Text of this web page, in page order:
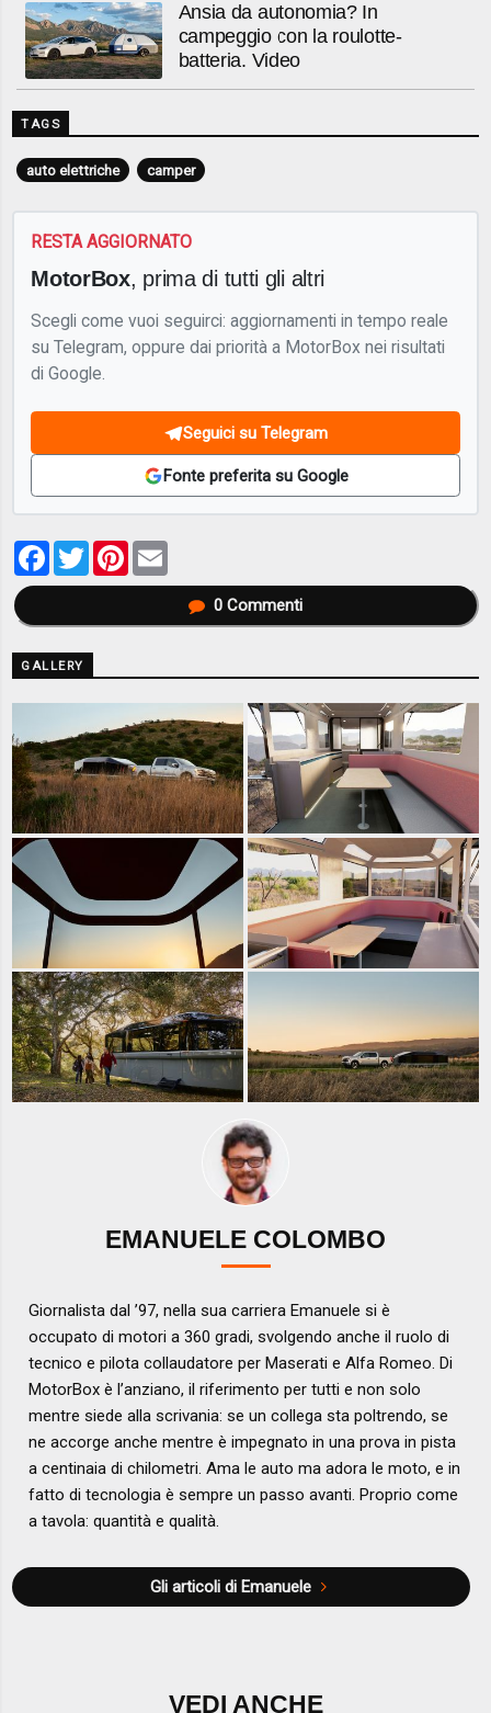
Ansia da autonomia? In
campeggio con la roulotte-
batteria. Video
TAGS
auto elettriche camper
RESTA AGGIORNATO
MotorBox, prima di tutti gli altri
Scegli come vuoi seguirci: aggiornamenti in tempo reale
su Telegram, oppure dai priorità a MotorBox nei risultati
di Google.
Seguici su Telegram
Fonte preferita su Google
Facebook
TwitterPinterest
0Commenti
GALLERY
EMANUELE COLOMBO
Giornalista dal ’97, nella sua carriera Emanuele si è
occupato di motori a 360 gradi, svolgendo anche il ruolo di
tecnico e pilota collaudatore per Maserati e Alfa Romeo. Di
MotorBox è l’anziano, il riferimento per tutti e non solo
mentre siede alla scrivania: se un collega sta poltrendo, se
ne accorge anche mentre è impegnato in una prova in pista
a centinaia di chilometri. Ama le auto ma adora le moto, e in
fatto di tecnologia è sempre un passo avanti. Proprio come
a tavola: quantità e qualità.
Gli articoli di Emanuele
VEDI ANCHE